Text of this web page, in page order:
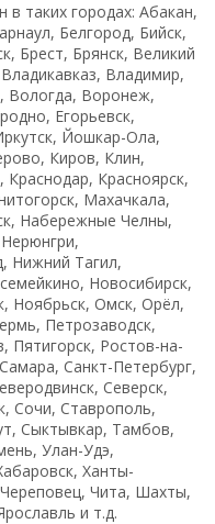
в таких городах: Абакан,
Белгород, Бийск,
Брест, Брянск, Великий
Владимир,
Вологда, Воронеж,
Егорьевск,
Йошкар-Ола,
Киров, Клин,
Красноярск,
Махачкала,
Набережные Челны,
Нижний Тагил,
Новосибирск,
Ноябрьск, Омск, Орёл,
Петрозаводск,
Пятигорск, Ростов-на-
Санкт-Петербург,
Северск,
Сочи, Ставрополь,
Сыктывкар, Тамбов,
Улан-Удэ,
Ханты-
Чита, Шахты,
и т.д.